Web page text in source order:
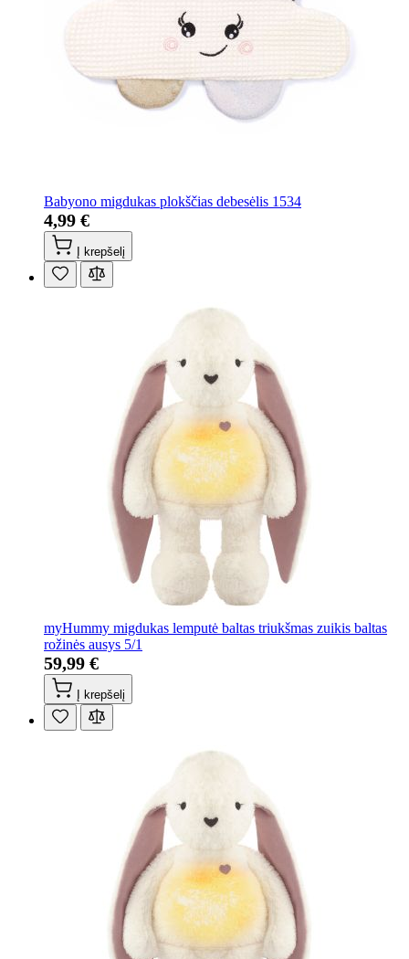
Babyono migdukas plokščias debesėlis 1534
4,99 €
Į krepšelį
myHummy migdukas lemputė baltas triukšmas zuikis baltas
rožinės ausys 5/1
59,99 €
Į krepšelį